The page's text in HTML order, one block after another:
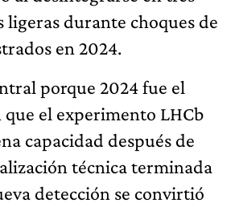
ligeras durante choques de
en 2024.
porque 2024 fue el
el experimento LHCb
capacidad después de
técnica terminada
detección se convirtió